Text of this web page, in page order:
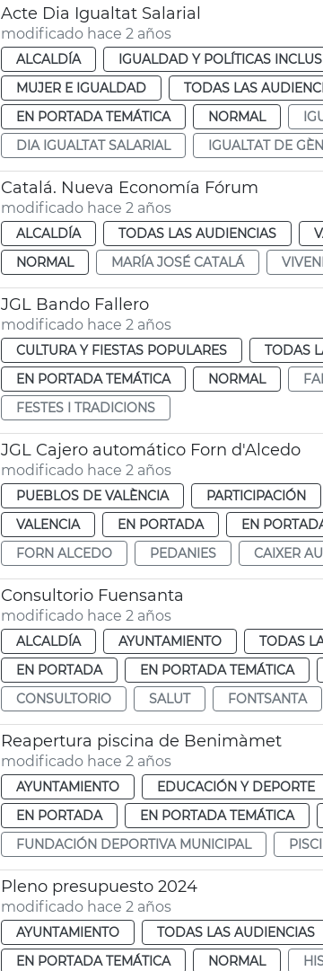
Acte Dia Igualtat Salarial
modificado hace 2 años
ALCALDÍA IGUALDAD Y POLÍTICAS
MUJER E IGUALDAD
TODAS LAS
EN PORTADA TEMÁTICA
NORMAL
DIA IGUALTAT SALARIAL
IGUALTAT DE
Catalá. Nueva Economía Fórum
modificado hace 2 años
ALCALDÍA TODAS LAS AUDIENCIAS
NORMAL
MARÍA JOSÉ CATALÁ
JGL Bando Fallero
modificado hace 2 años
CULTURA Y FIESTAS POPULARES TODAS
EN PORTADA TEMÁTICA
NORMAL
FESTES I TRADICIONS
JGL Cajero automático Forn d'Alcedo
modificado hace 2 años
PUEBLOS DE VALÈNCIA PARTICIPACIÓN
VALENCIA
EN PORTADA EN
FORN ALCEDO
PEDANIES CAIXER
Consultorio Fuensanta
modificado hace 2 años
ALCALDÍA AYUNTAMIENTO TODAS
EN PORTADA
EN PORTADA TEMÁTICA
CONSULTORIO
SALUT FONTSANTA
Reapertura piscina de Benimàmet
modificado hace 2 años
AYUNTAMIENTO EDUCACIÓN Y DEPORTE
EN PORTADA
EN PORTADA TEMÁTICA
FUNDACIÓN DEPORTIVA MUNICIPAL
Pleno presupuesto 2024
modificado hace 2 años
AYUNTAMIENTO TODAS LAS AUDIENCIAS
EN PORTADA TEMÁTICA
NORMAL